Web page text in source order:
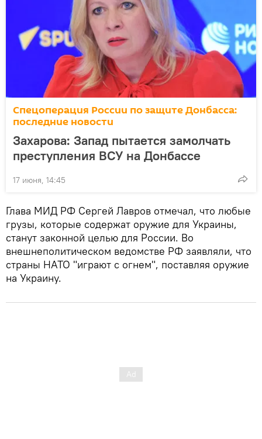
Спецоперация России по защите Донбасса:
последние новости
Захарова: Запад пытается замолчать
преступления ВСУ на Донбассе
17 июня, 14:45
Глава МИД РФ Сергей Лавров отмечал, что любые
грузы, которые содержат оружие для Украины,
станут законной целью для России. Во
внешнеполитическом ведомстве РФ заявляли, что
страны НАТО "играют с огнем", поставляя оружие
на Украину.